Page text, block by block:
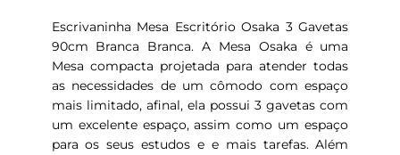
Escrivaninha Mesa Escritório Osaka 3 Gavetas
90cm Branca Branca. A Mesa Osaka é uma
Mesa compacta projetada para atender todas
as necessidades de um cômodo com espaço
mais limitado, afinal, ela possui 3 gavetas com
um excelente espaço, assim como um espaço
para os seus estudos e e mais tarefas. Além